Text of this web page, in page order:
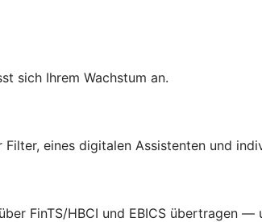
sich Ihrem Wachstum an.
eines digitalen Assistenten und
FinTS/HBCI und EBICS übertragen